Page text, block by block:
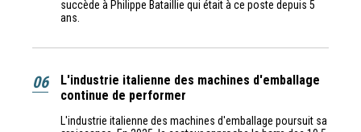
succède à Philippe Bataillie qui était à ce poste depuis 5
ans.
06
L'industrie italienne des machines d'emballage
continue de performer
L'industrie italienne des machines d'emballage poursuit sa